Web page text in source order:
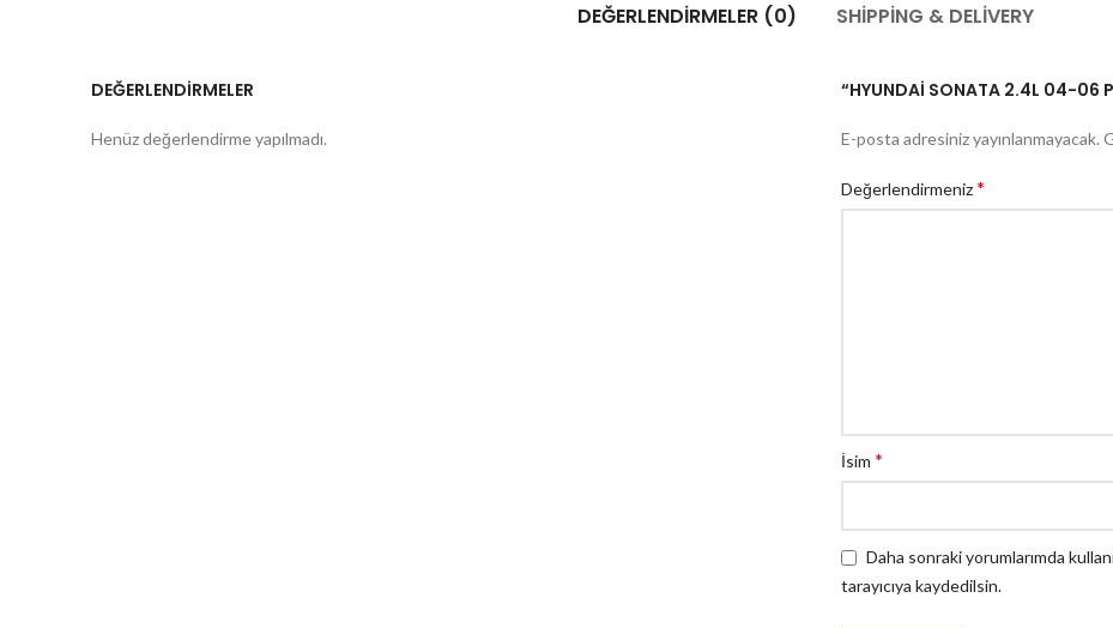
DEĞERLENDIRMELER (0) SHIPPING & DELIVERY
DEĞERLENDIRMELER
Henüz değerlendirme yapılmadı.
“HYUNDAİ SONATA 2.4L 04-06
E-posta adresiniz yayınlanmayacak.
Değerlendirmeniz*
İsim *
Daha sonraki yorumlarımda
tarayıcıya kaydedilsin.